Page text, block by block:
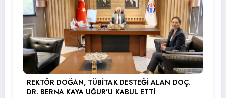
REKTÖR DOĞAN, TÜBİTAK DESTEĞİ ALAN DOÇ.
DR. BERNA KAYA UĞUR’U KABUL ETTİ